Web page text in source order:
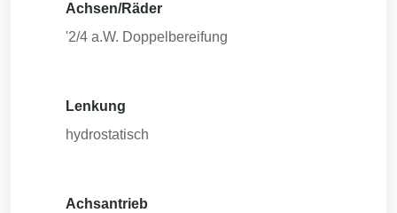
Achsen/Räder
'2/4 a.W. Doppelbereifung
Lenkung
hydrostatisch
Achsantrieb